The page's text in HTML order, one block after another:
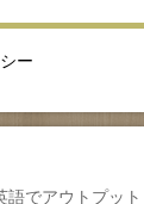
ー
語でアウトプッ